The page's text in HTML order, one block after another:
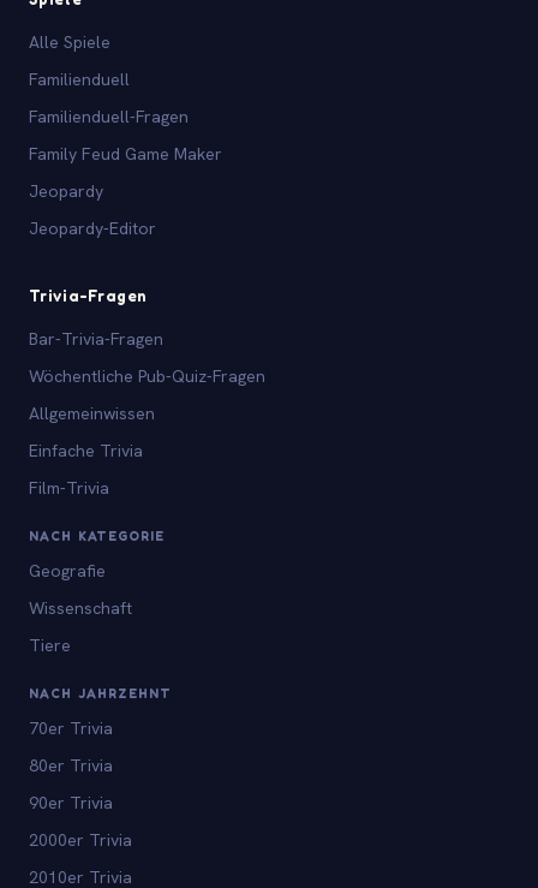
Alle Spiele
Familienduell
Familienduell-Fragen
Family Feud Game Maker
Jeopardy
Jeopardy-Editor
Trivia-Fragen
Bar-Trivia-Fragen
Wöchentliche Pub-Quiz-Fragen
Allgemeinwissen
Einfache Trivia
Film-Trivia
NACH KATEGORIE
Geografie
Wissenschaft
Tiere
NACH JAHRZEHNT
70er Trivia
80er Trivia
90er Trivia
2000er Trivia
2010er Trivia